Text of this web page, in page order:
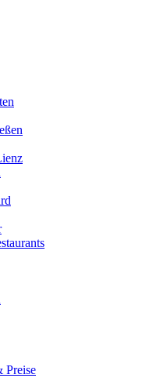
Preise